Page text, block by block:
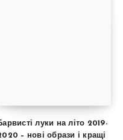
луки на літо 2019-
– нові образи і кращі